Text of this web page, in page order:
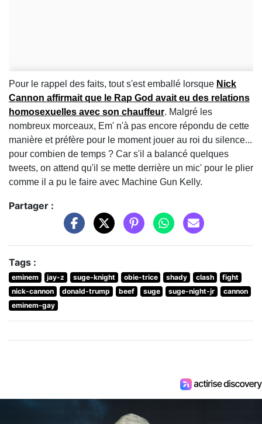
Pour le rappel des faits, tout s'est emballé lorsque Nick
Cannon affirmait que le Rap God avait eu des relations
homosexuelles avec son chauffeur. Malgré les
nombreux morceaux, Em' n'à pas encore répondu de cette
manière et préfère pour le moment jouer au roi du silence...
pour combien de temps ? Car s'il a balancé quelques
tweets, on attend qu'il se mette derrière un mic' pour le plier
comme il a pu le faire avec Machine Gun Kelly.
Partager :
Tags :
eminem jay-z suge-knight obie-trice shady clash
fight
nick-cannon
donald-trump beef suge suge-night-jr
cannon
eminem-gay